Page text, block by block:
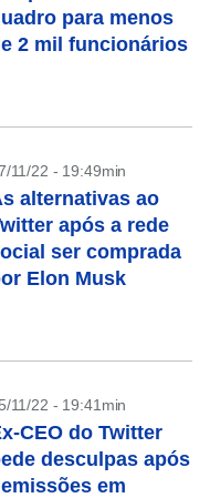
para menos
2 mil funcionários
11/22 - 19:49min
alternativas ao
após a rede
ser comprada
Elon Musk
11/22 - 19:41min
CEO do Twitter
desculpas após
em